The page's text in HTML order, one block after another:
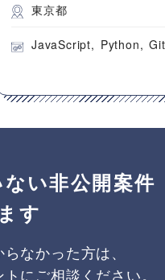
東京都
JavaScript Python
い非公開案件
す
なかった方は、
にご相談ください。